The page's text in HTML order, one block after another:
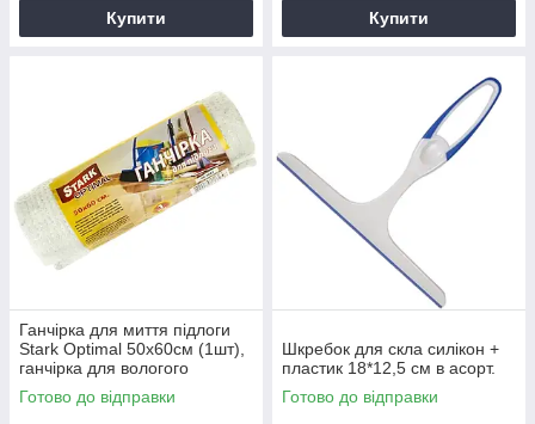
Купити Купити
Ганчірка для миття підлоги
Stark Optimal 50х60см (1шт),
ганчірка для вологого
прибирання
Готово до відправки
Шкребок для скла силікон +
пластик 18*12,5 см в асорт.
Готово до відправки